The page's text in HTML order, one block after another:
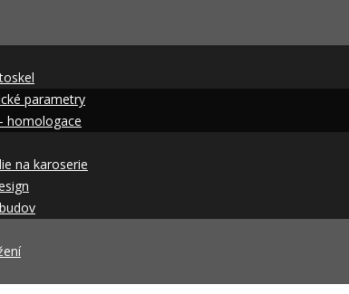
parametry
homologace
na karoserie